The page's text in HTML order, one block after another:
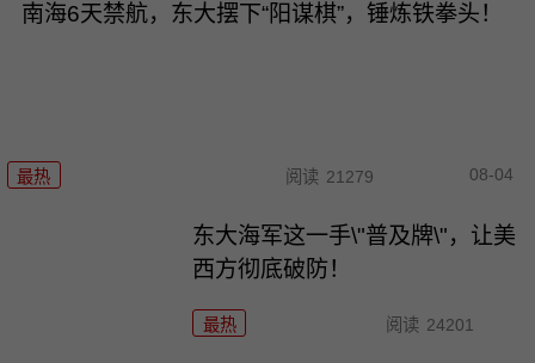
南海6天禁航，东大摆下“阳谋棋”，锤炼铁拳头！
最热 阅读 21279 08-04
东大海军这一手\"普及牌\"，让美
西方彻底破防！
最热 阅读 24201